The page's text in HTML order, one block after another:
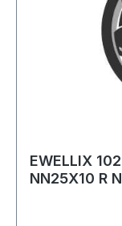
EWELLIX
NN25X10 R